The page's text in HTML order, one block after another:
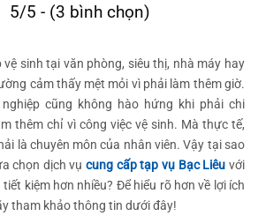
5/5 - (3 bình chọn)
vệ sinh tại văn phòng, siêu thị, nhà máy hay
cảm thấy mệt mỏi vì phải làm thêm giờ.
cũng không hào hứng khi phải chi
thêm chỉ vì công việc vệ sinh. Mà thực tế,
là chuyên môn của nhân viên. Vậy tại sao
chọn dịch vụcung cấp tạp vụ Bạc Liêu với
kiệm hơn nhiều? Để hiểu rõ hơn về lợi ích
tham khảo thông tin dưới đây!